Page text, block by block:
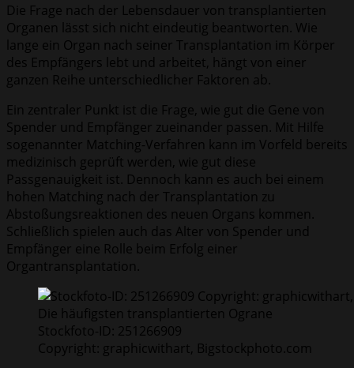
Die Frage nach der Lebensdauer von transplantierten
Organen lässt sich nicht eindeutig beantworten. Wie
lange ein Organ nach seiner Transplantation im Körper
des Empfängers lebt und arbeitet, hängt von einer
ganzen Reihe unterschiedlicher Faktoren ab.
Ein zentraler Punkt ist die Frage, wie gut die Gene von
Spender und Empfänger zueinander passen. Mit Hilfe
sogenannter Matching-Verfahren kann im Vorfeld bereits
medizinisch geprüft werden, wie gut diese
Passgenauigkeit ist. Dennoch kann es auch bei einem
hohen Matching nach der Transplantation zu
Abstoßungsreaktionen des neuen Organs kommen.
Schließlich spielen auch das Alter von Spender und
Empfänger eine Rolle beim Erfolg einer
Organtransplantation.
Die häufigsten transplantierten Ograne
Stockfoto-ID: 251266909
Copyright: graphicwithart, Bigstockphoto.com